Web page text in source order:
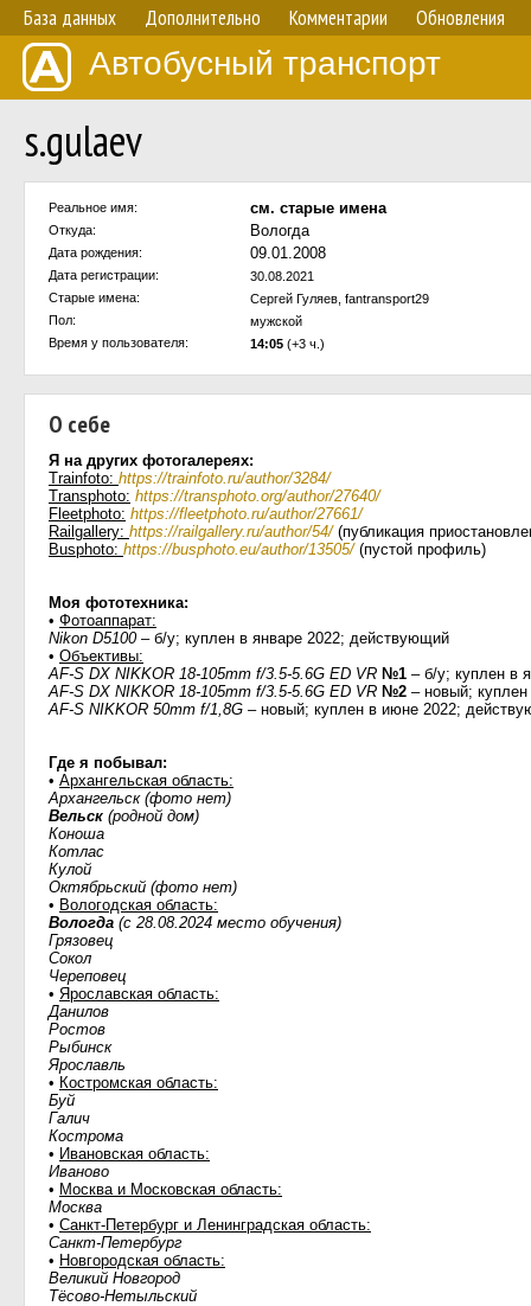
База данных Дополнительно Комментарии Обновления
Автобусный транспорт
s.gulaev
Реальное имя: см. старые имена
Откуда: Вологда
Дата рождения: 09.01.2008
Дата регистрации:
30.08.2021
Старые имена:
Сергей Гуляев, fantransport29
Пол:
мужской
Время у пользователя:
14:05 (+3 ч.)
О себе
Я на других фотогалереях:
Trainfoto: https://trainfoto.ru/author/3284/
Transphoto: https://transphoto.org/author/27640/
Fleetphoto: https://fleetphoto.ru/author/27661/
Railgallery: https://railgallery.ru/author/54/ (публикация
Busphoto: https://busphoto.eu/author/13505/ (пустой профиль)
Моя фототехника:
• Фотоаппарат:
Nikon D5100 – б/у; куплен в январе 2022; действующий
• Объективы:
AF-S DX NIKKOR 18-105mm f/3.5-5.6G ED VR №1 – б/у; куплен в
AF-S DX NIKKOR 18-105mm f/3.5-5.6G ED VR №2 – новый;
AF-S NIKKOR 50mm f/1,8G – новый; куплен в июне 2022;
Где я побывал:
• Архангельская область:
Архангельск (фото нет)
Вельск (родной дом)
Коноша
Котлас
Кулой
Октябрьский (фото нет)
• Вологодская область:
Вологда (с 28.08.2024 место обучения)
Грязовец
Сокол
Череповец
• Ярославская область:
Данилов
Ростов
Рыбинск
Ярославль
• Костромская область:
Буй
Галич
Кострома
• Ивановская область:
Иваново
• Москва и Московская область:
Москва
• Санкт-Петербург и Ленинградская область:
Санкт-Петербург
• Новгородская область:
Великий Новгород
Тёсово-Нетыльский